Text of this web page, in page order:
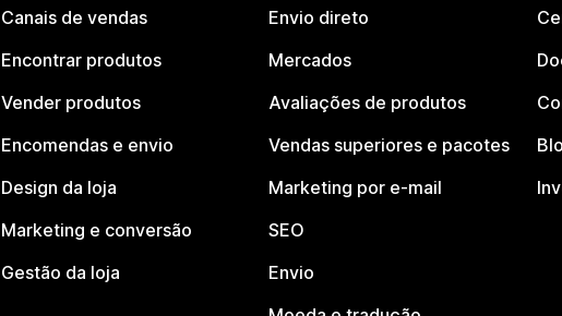
Canais de vendas
Encontrar produtos
Vender produtos
Encomendas e envio
Design da loja
Marketing e conversão
Gestão da loja
Envio direto
Mercados
Avaliações de produtos
Vendas superiores e pacotes
Marketing por e-mail
SEO
Envio